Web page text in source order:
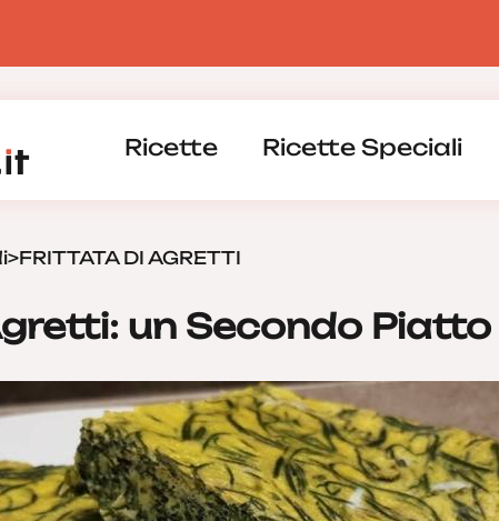
Ricette Ricette Speciali
>FRITTATA DI AGRETTI
un Secondo